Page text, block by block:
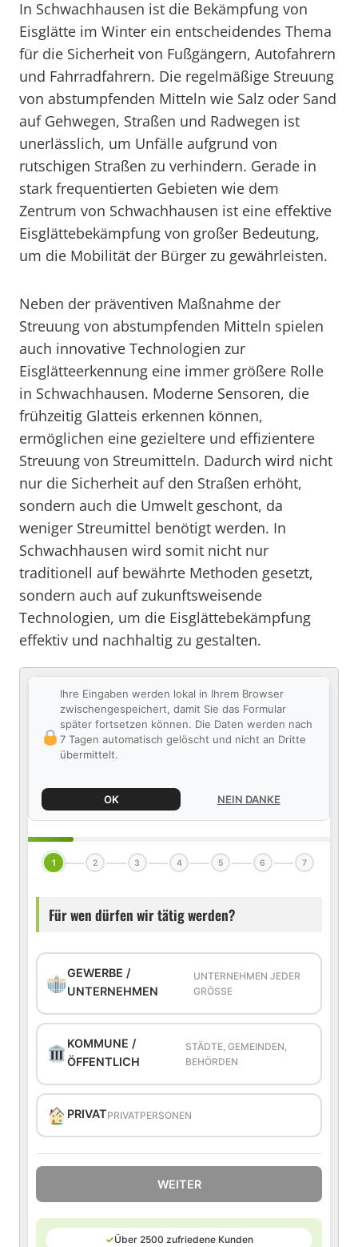
In Schwachhausen ist die Bekämpfung von
Eisglätte im Winter ein entscheidendes Thema
für die Sicherheit von Fußgängern, Autofahrern
und Fahrradfahrern. Die regelmäßige Streuung
von abstumpfenden Mitteln wie Salz oder Sand
auf Gehwegen, Straßen und Radwegen ist
unerlässlich, um Unfälle aufgrund von
rutschigen Straßen zu verhindern. Gerade in
stark frequentierten Gebieten wie dem
Zentrum von Schwachhausen ist eine effektive
Eisglättebekämpfung von großer Bedeutung,
um die Mobilität der Bürger zu gewährleisten.
Neben der präventiven Maßnahme der
Streuung von abstumpfenden Mitteln spielen
auch innovative Technologien zur
Eisglätteerkennung eine immer größere Rolle
in Schwachhausen. Moderne Sensoren, die
frühzeitig Glatteis erkennen können,
ermöglichen eine gezieltere und effizientere
Streuung von Streumitteln. Dadurch wird nicht
nur die Sicherheit auf den Straßen erhöht,
sondern auch die Umwelt geschont, da
weniger Streumittel benötigt werden. In
Schwachhausen wird somit nicht nur
traditionell auf bewährte Methoden gesetzt,
sondern auch auf zukunftsweisende
Technologien, um die Eisglättebekämpfung
effektiv und nachhaltig zu gestalten.
Ihre Eingaben werden lokal in Ihrem Browser
zwischengespeichert, damit Sie das Formular
später fortsetzen können. Die Daten werden nach
7 Tagen automatisch gelöscht und nicht an Dritte
übermittelt.
OK NEIN DANKE
1 2 3 4 5 6 7
Für wen dürfen wir tätig werden?
GEWERBE /
UNTERNEHMEN
UNTERNEHMEN JEDER
GRÖSSE
KOMMUNE /
ÖFFENTLICH
STÄDTE, GEMEINDEN,
BEHÖRDEN
PRIVATPRIVATPERSONEN
WEITER
✓Über 2500 zufriedene Kunden